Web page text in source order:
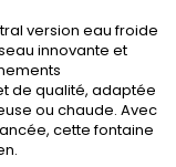
version eau froide
innovante et
de qualité, adaptée
ou chaude. Avec
cette fontaine